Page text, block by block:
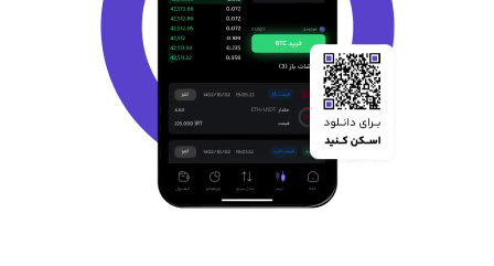
ویژگی های صرافی ارز دیجیتال ایرانی اوکی
یکی از مهمترین مزیت های صرافی اوکی اکسچنج، امنیت بالا این صرافی